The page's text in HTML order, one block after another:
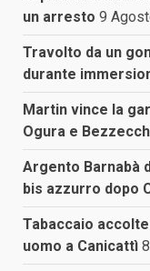
un arresto 9
Travolto da un
durante
Martin vince la
Ogura e
Argento Barnabà
bis azzurro dopo
Tabaccaio
uomo a Canicattì